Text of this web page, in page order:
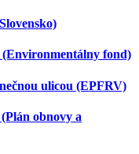
fond)
ulicou (EPFRV)
obnovy a